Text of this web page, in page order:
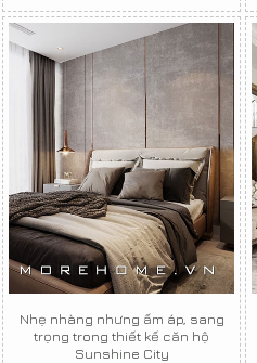
Nhẹ nhàng nhưng ấm áp, sang
trọng trong thiết kế căn hộ
Sunshine City